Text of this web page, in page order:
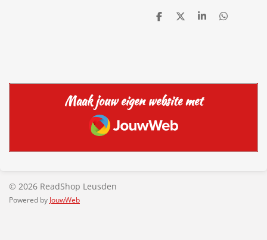
D
D
S
D
Maak jouw eigen website met
JouwWeb
© 2026 ReadShop Leusden
Powered by JouwWeb